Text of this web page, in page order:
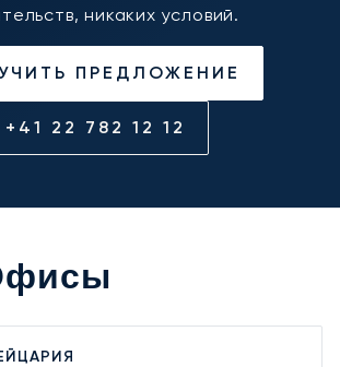
никаких условий.
ПРЕДЛОЖЕНИЕ
+41 22 782 12 12